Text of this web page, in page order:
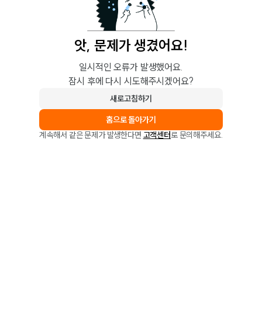
앗, 문제가 생겼어요!
일시적인 오류가 발생했어요.
잠시 후에 다시 시도해주시겠어요?
새로고침하기
홈으로 돌아가기
계속해서 같은 문제가 발생한다면 고객센터로 문의해주세요.